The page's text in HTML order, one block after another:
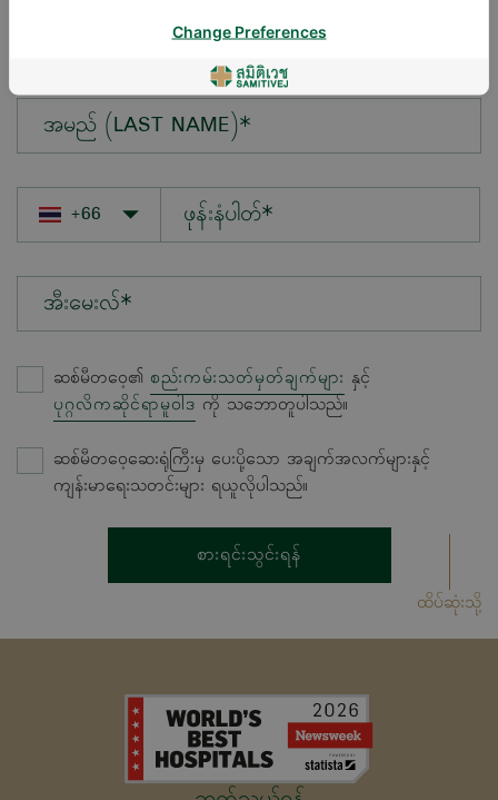
အမည် (FIRST NAME)*
အမည် (LAST NAME)*
အီးမေးလ်*
ဆစ်မီတဝေ့၏ စည်းကမ်းသတ်မှတ်ချက်များ နှင့်
ပုဂ္ဂလိကဆိုင်ရာမူဝါဒ ကို သဘောတူပါသည်။
ဆစ်မီတဝေ့ဆေးရုံကြီးမှ ပေးပို့သော အချက်အလက်များနှင့်
ကျန်းမာရေးသတင်းများ ရယူလိုပါသည်။
စားရင်းသွင်းရန်
ထိပ်ဆုံးသို့
Change Preferences